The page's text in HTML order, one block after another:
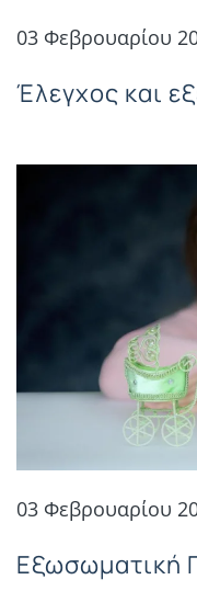
03 Φεβρουαρίου
Έλεγχος και
03 Φεβρουαρίου
Εξωσωματική